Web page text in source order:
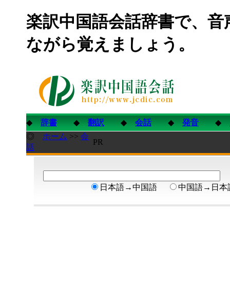
楽訳中国語会話辞書で、
ながら覚えましょう。
◆辞書◆翻訳◆会話◆発音◆
◎ ホーム >> 会
話
PR
日本語→中国語 中国語→日本